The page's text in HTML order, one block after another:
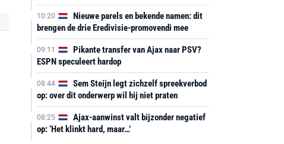
10:20
Nieuwe parels en bekende namen: dit
brengen de drie Eredivisie-promovendi mee
09:11
Pikante transfer van Ajax naar PSV?
ESPN speculeert hardop
08:44
Sem Steijn legt zichzelf spreekverbod
op: over dit onderwerp wil hij niet praten
08:25
Ajax-aanwinst valt bijzonder negatief
op: ‘Het klinkt hard, maar…’